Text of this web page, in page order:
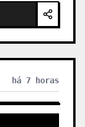
há 7 horas